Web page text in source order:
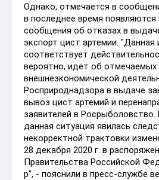
Однако, отмечается в
в последнее время
сообщения об отказах в
экспорт цист артемии.
соответствует
вероятно, идёт об отмечаемых
внешнеэкономической
Росприроднадзора в выдаче
вывоз цист артемий и
заявителей в Росрыболовство.
данная ситуация явилась
некорректной трактовки
28 декабря 2020 г. в
Правительства Российской
р", - пояснили в пресс-службе